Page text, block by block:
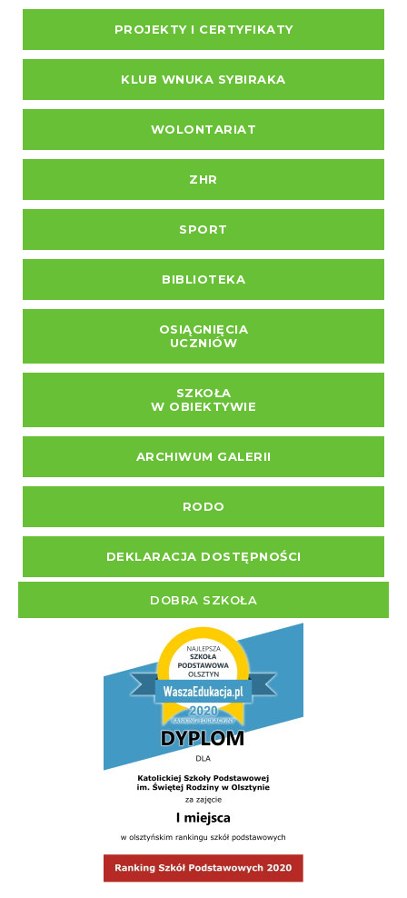
PROJEKTY I CERTYFIKATY
KLUB WNUKA SYBIRAKA
WOLONTARIAT
ZHR
SPORT
BIBLIOTEKA
OSIĄGNIĘCIA
UCZNIÓW
SZKOŁA
W OBIEKTYWIE
ARCHIWUM GALERII
RODO
DEKLARACJA DOSTĘPNOŚCI
DOBRA SZKOŁA